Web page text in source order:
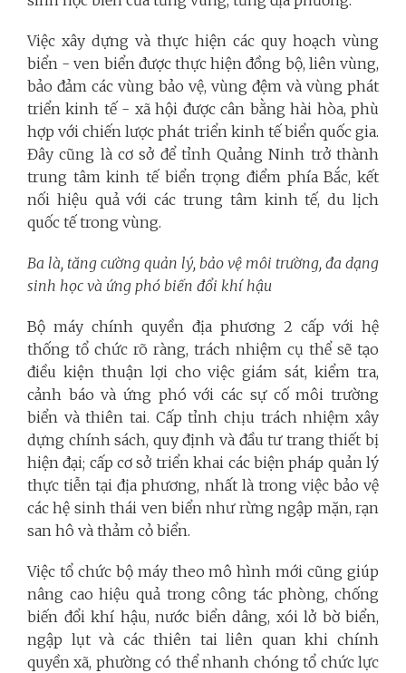
Việc xây dựng và thực hiện các quy hoạch vùng
biển - ven biển được thực hiện đồng bộ, liên vùng,
bảo đảm các vùng bảo vệ, vùng đệm và vùng phát
triển kinh tế - xã hội được cân bằng hài hòa, phù
hợp với chiến lược phát triển kinh tế biển quốc gia.
Đây cũng là cơ sở để tỉnh Quảng Ninh trở thành
trung tâm kinh tế biển trọng điểm phía Bắc, kết
nối hiệu quả với các trung tâm kinh tế, du lịch
quốc tế trong vùng.
Ba là, tăng cường quản lý, bảo vệ môi trường, đa dạng
sinh học và ứng phó biến đổi khí hậu
Bộ máy chính quyền địa phương 2 cấp với hệ
thống tổ chức rõ ràng, trách nhiệm cụ thể sẽ tạo
điều kiện thuận lợi cho việc giám sát, kiểm tra,
cảnh báo và ứng phó với các sự cố môi trường
biển và thiên tai. Cấp tỉnh chịu trách nhiệm xây
dựng chính sách, quy định và đầu tư trang thiết bị
hiện đại; cấp cơ sở triển khai các biện pháp quản lý
thực tiễn tại địa phương, nhất là trong việc bảo vệ
các hệ sinh thái ven biển như rừng ngập mặn, rạn
san hô và thảm cỏ biển.
Việc tổ chức bộ máy theo mô hình mới cũng giúp
nâng cao hiệu quả trong công tác phòng, chống
biến đổi khí hậu, nước biển dâng, xói lở bờ biển,
ngập lụt và các thiên tai liên quan khi chính
quyền xã, phường có thể nhanh chóng tổ chức lực